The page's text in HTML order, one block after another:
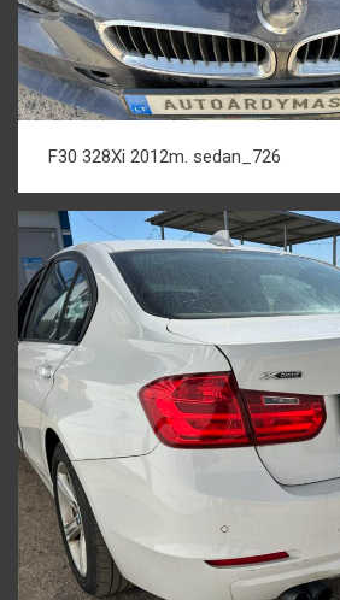
F30 328Xi 2012m. sedan_726